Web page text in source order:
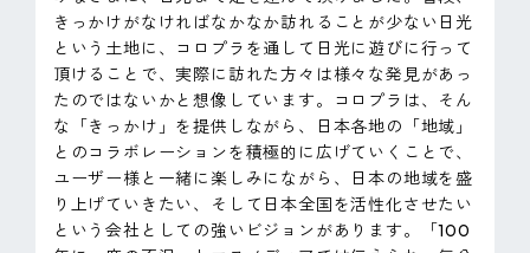
きっかけがなければなかなか訪れることが少ない日光
という土地に、コロプラを通して日光に遊びに行って
頂けることで、実際に訪れた方々は様々な発見があっ
たのではないかと想像しています。コロプラは、そん
な「きっかけ」を提供しながら、日本各地の「地域」
とのコラボレーションを積極的に広げていくことで、
ユーザー様と一緒に楽しみにながら、日本の地域を盛
り上げていきたい、そして日本全国を活性化させたい
という会社としての強いビジョンがあります。「100